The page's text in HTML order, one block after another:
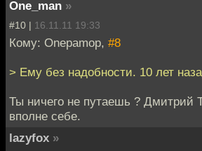
One_man »
#10 | 16.11.11 19:33
Кому: Onepamop, #8
> Ему без надобности. 10 лет
Ты ничего не путаешь ?
вполне себе.
lazyfox »